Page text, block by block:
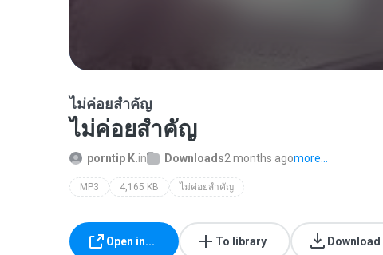
ไม่ค่อยสำคัญ
ไม่ค่อยสำคัญ
porntip K.in Downloads2 months agomore...
MP3 4,165 KB ไม่ค่อยสำคัญ
Open in... To library Download